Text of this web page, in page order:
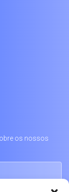
os nossos